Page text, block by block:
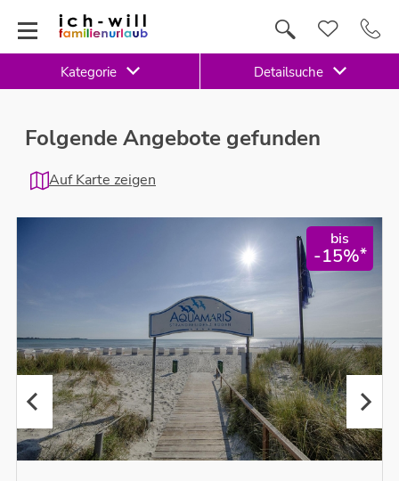
Kategorie Detailsuche
Folgende Angebote gefunden
Auf Karte zeigen
bis
-15%*